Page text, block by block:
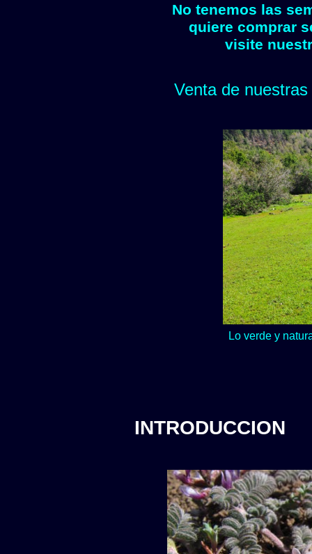
No tenemos las
quiere comprar
visite
Venta de
Lo verde y
INTRODUCCION